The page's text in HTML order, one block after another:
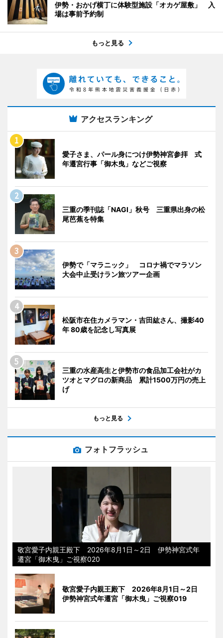
伊勢・おかげ横丁に体験型施設「オカゲ屋敷」 入
場は事前予約制
もっと見る
アクセスランキング
愛子さま、パール身につけ伊勢神宮参拝 式
年遷宮行事「御木曳」などご視察
三重の季刊誌「NAGI」秋号 三重県出身の松
尾芭蕉を特集
伊勢で「マラニック」 コロナ禍でマラソン
大会中止受けラン旅ツアー企画
松阪市在住カメラマン・吉田紘さん、撮影40
年 80歳を記念し写真展
三重の水産高生と伊勢市の食品加工会社がカ
ツオとマグロの新商品 累計1500万円の売上
げ
もっと見る
フォトフラッシュ
敬宮愛子内親王殿下 2026年8月1日～2日 伊勢神宮式年
遷宮「御木曳」ご視察020
敬宮愛子内親王殿下 2026年8月1日～2日
伊勢神宮式年遷宮「御木曳」ご視察019